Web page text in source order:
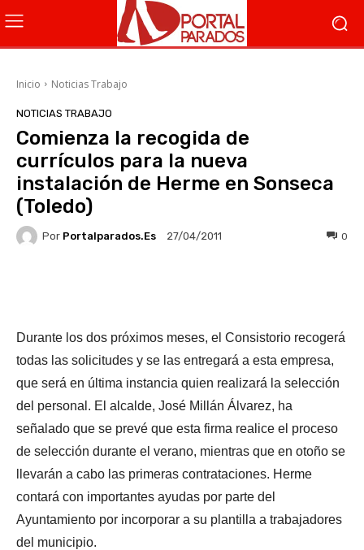
Inicio Noticias Trabajo
NOTICIAS TRABAJO
Comienza la recogida de
currículos para la nueva
instalación de Herme en Sonseca
(Toledo)
Por Portalparados.es 27/04/2011 0
Durante los dos próximos meses, el Consistorio recogerá
todas las solicitudes y se las entregará a esta empresa,
que será en última instancia quien realizará la selección
del personal. El alcalde, José Millán Álvarez, ha
señalado que se prevé que esta firma realice el proceso
de selección durante el verano, mientras que en otoño se
llevarán a cabo las primeras contrataciones. Herme
contará con importantes ayudas por parte del
Ayuntamiento por incorporar a su plantilla a trabajadores
del municipio.